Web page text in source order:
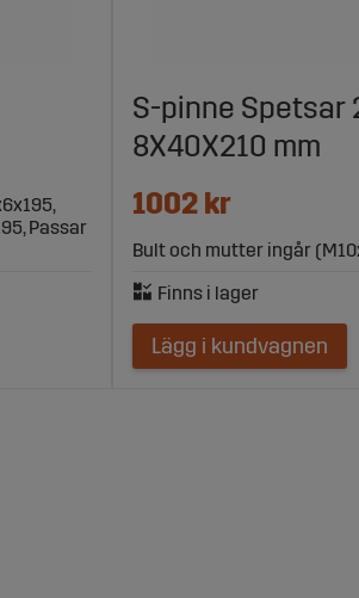
Passar
S-pinne Spetsar
8X40X210 mm
1002 kr
Bult och mutter ingår
Lägg i kundvagnen